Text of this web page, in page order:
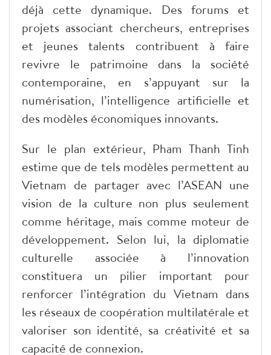
déjà cette dynamique. Des forums et
projets associant chercheurs, entreprises
et jeunes talents contribuent à faire
revivre le patrimoine dans la société
contemporaine, en s’appuyant sur la
numérisation, l’intelligence artificielle et
des modèles économiques innovants.
​Sur le plan extérieur, Pham Thanh Tinh
estime que de tels modèles permettent au
Vietnam de partager avec l’ASEAN une
vision de la culture non plus seulement
comme héritage, mais comme moteur de
développement. Selon lui, la diplomatie
culturelle associée à l’innovation
constituera un pilier important pour
renforcer l’intégration du Vietnam dans
les réseaux de coopération multilatérale et
valoriser son identité, sa créativité et sa
capacité de connexion.